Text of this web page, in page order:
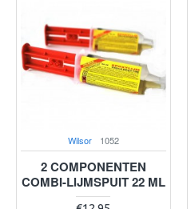
Wilsor 1052
2 COMPONENTEN
COMBI-LIJMSPUIT 22 ML